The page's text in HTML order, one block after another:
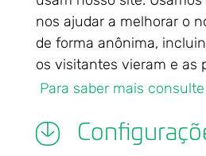
Linhas de Produtos
dom-rosa-branca-tipo1.png
nos ajudar a melhorar o
de forma anônima,
os visitantes vieram e as
Para saber mais